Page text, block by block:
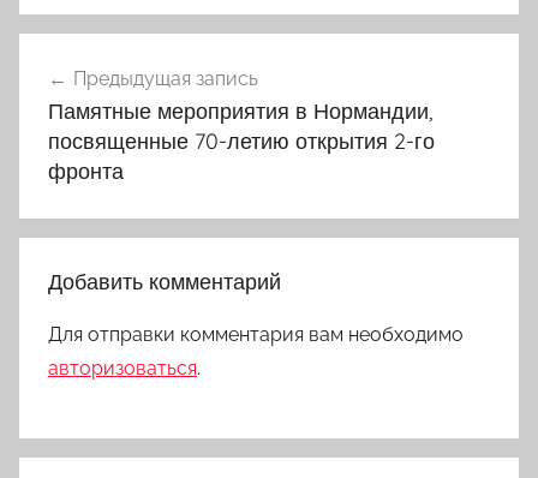
по
записям
Предыдущая запись
Памятные мероприятия в Нормандии,
посвященные 70-летию открытия 2-го
фронта
Добавить комментарий
Для отправки комментария вам необходимо
авторизоваться.